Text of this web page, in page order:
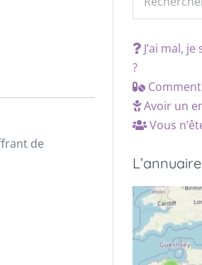
de
J’ai mal,
?
Avoir un
Vous